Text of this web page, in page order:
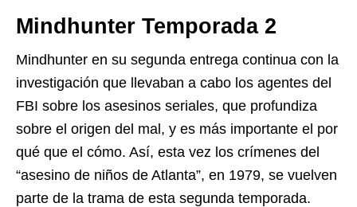
Mindhunter Temporada 2
Mindhunter en su segunda entrega continua con la
investigación que llevaban a cabo los agentes del
FBI sobre los asesinos seriales, que profundiza
sobre el origen del mal, y es más importante el por
qué que el cómo. Así, esta vez los crímenes del
“asesino de niños de Atlanta”, en 1979, se vuelven
parte de la trama de esta segunda temporada.